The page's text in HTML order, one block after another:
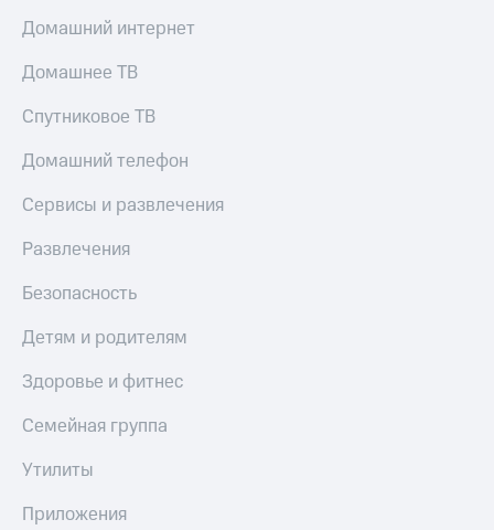
Домашний интернет
Домашнее ТВ
Спутниковое ТВ
Домашний телефон
Сервисы и развлечения
Развлечения
Безопасность
Детям и родителям
Здоровье и фитнес
Семейная группа
Утилиты
Приложения